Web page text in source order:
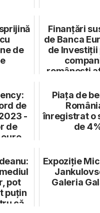
de
Finanțări
de Banca
de Investiții
românești
de
-
de
Piața de
înregistrat o
de
pot
puțin
că
Expoziție
Galeria